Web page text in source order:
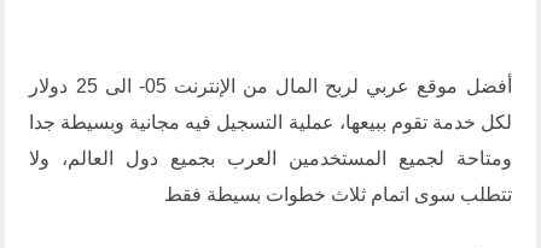
أفضل موقع عربي لربح المال من الإنترنت 05- الى 25 دولار
لكل خدمة تقوم ببيعها، عملية التسجيل فيه مجانية وبسيطة جدا
ومتاحة لجميع المستخدمين العرب بجميع دول العالم، ولا
تتطلب سوى اتمام ثلاث خطوات بسيطة فقط